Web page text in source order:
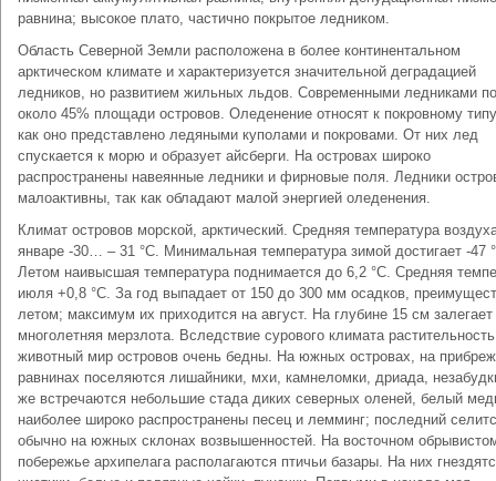
равнина; высокое плато, частично покрытое ледником.
Область Северной Земли расположена в более континентальном
арктическом климате и характеризуется значительной деградацией
ледников, но развитием жильных льдов. Современными ледниками
около 45% площади островов. Оледенение относят к покровному
как оно представлено ледяными куполами и покровами. От них лед
спускается к морю и образует айсберги. На островах широко
распространены навеянные ледники и фирновые поля. Ледники
малоактивны, так как обладают малой энергией оледенения.
Климат островов морской, арктический. Средняя температура
январе -30… – 31 °С. Минимальная температура зимой достигает -47
Летом наивысшая температура поднимается до 6,2 °С. Средняя
июля +0,8 °С. За год выпадает от 150 до 300 мм осадков,
летом; максимум их приходится на август. На глубине 15 см залегает
многолетняя мерзлота. Вследствие сурового климата
животный мир островов очень бедны. На южных островах, на
равнинах поселяются лишайники, мхи, камнеломки, дриада,
же встречаются небольшие стада диких северных оленей, белый
наиболее широко распространены песец и лемминг; последний
обычно на южных склонах возвышенностей. На восточном
побережье архипелага располагаются птичьи базары. На них